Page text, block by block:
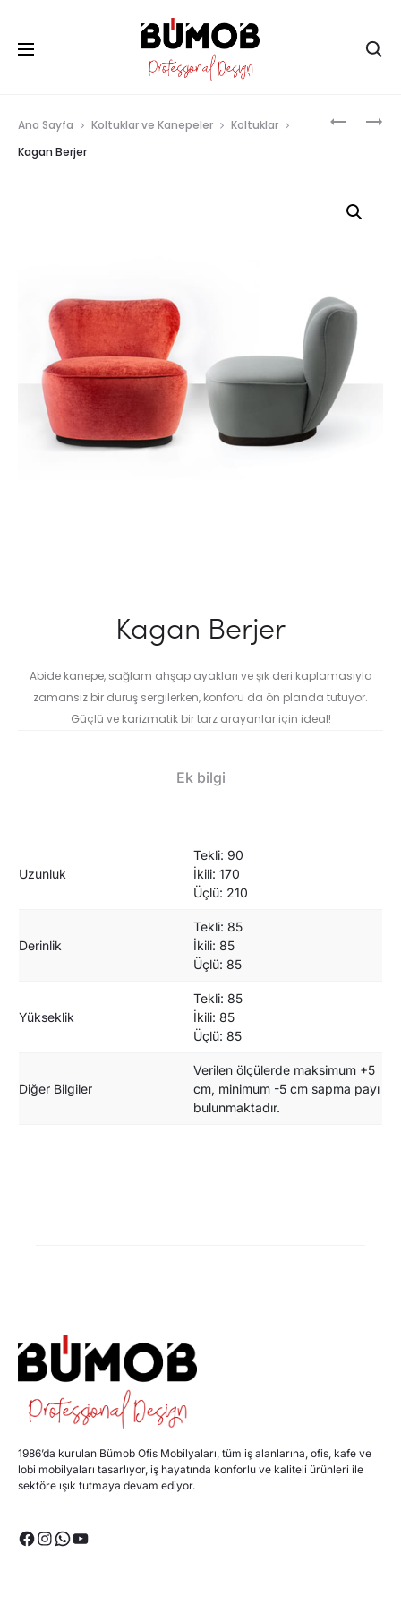
Ana Sayfa Koltuklar ve Kanepeler
Koltuklar
Kagan Berjer
Kagan Berjer
Abide kanepe, sağlam ahşap ayakları ve şık deri kaplamasıyla
zamansız bir duruş sergilerken, konforu da ön planda tutuyor.
Güçlü ve karizmatik bir tarz arayanlar için ideal!
Ek bilgi
Uzunluk
Tekli: 90
İkili: 170
Üçlü: 210
Derinlik
Tekli: 85
İkili: 85
Üçlü: 85
Yükseklik
Tekli: 85
İkili: 85
Üçlü: 85
Diğer Bilgiler
Verilen ölçülerde maksimum +5
cm, minimum -5 cm sapma payı
bulunmaktadır.
1986’da kurulan Bümob Ofis Mobilyaları, tüm iş alanlarına, ofis, kafe ve
lobi mobilyaları tasarlıyor, iş hayatında konforlu ve kaliteli ürünleri ile
sektöre ışık tutmaya devam ediyor.